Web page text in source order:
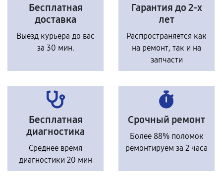
Бесплатная
доставка
Выезд курьера до вас
за 30 мин.
Гарантия до 2-х
лет
Распространяется как
на ремонт, так и на
запчасти
Бесплатная
диагностика
Среднее время
диагностики 20 мин
Срочный ремонт
Более 88% поломок
ремонтируем за 2 часа